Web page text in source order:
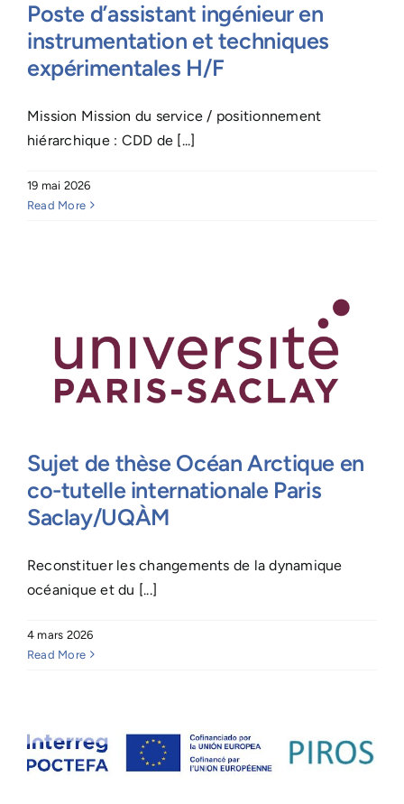
Poste d’assistant ingénieur en
instrumentation et techniques
expérimentales H/F
Mission Mission du service / positionnement
hiérarchique : CDD de [...]
19 mai 2026
Read More
Sujet de thèse Océan Arctique en
co-tutelle internationale Paris
Saclay/UQÀM
Reconstituer les changements de la dynamique
océanique et du [...]
4 mars 2026
Read More